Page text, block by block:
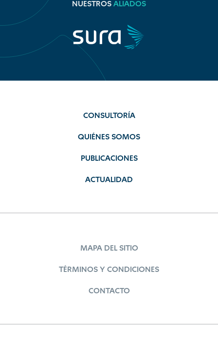
NUESTROS ALIADOS
CONSULTORÍA
QUIÉNES SOMOS
PUBLICACIONES
ACTUALIDAD
MAPA DEL SITIO
TÉRMINOS Y CONDICIONES
CONTACTO